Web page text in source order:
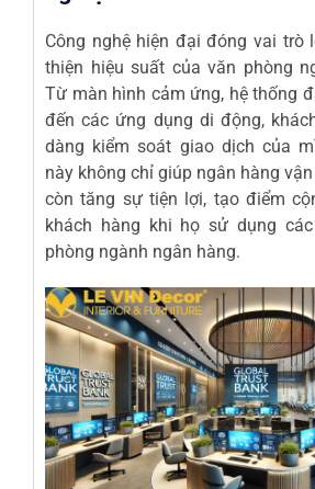
Công nghệ hiện đại đóng vai trò
thiện hiệu suất của văn phòng
Từ màn hình cảm ứng, hệ thống
đến các ứng dụng di động,
dàng kiểm soát giao dịch của
này không chỉ giúp ngân hàng
còn tăng sự tiện lợi, tạo điểm
khách hàng khi họ sử dụng
phòng ngành ngân hàng.